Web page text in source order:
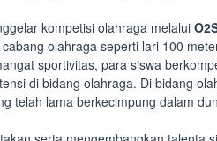
kompetisi olahraga melalui
olahraga seperti lari 100
sportivitas, para siswa
di bidang olahraga. Di bidang
telah lama berkecimpung dalam